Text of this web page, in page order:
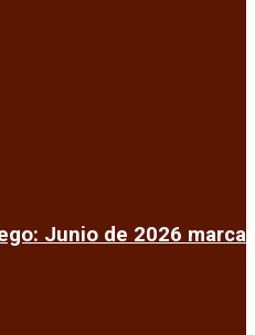
Junio de 2026 marca